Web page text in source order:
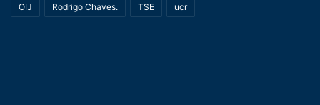
OIJ Rodrigo Chaves. TSE ucr